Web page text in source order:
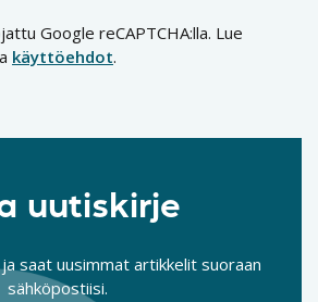
Google reCAPTCHA:lla. Lue
käyttöehdot.
uutiskirje
saat uusimmat artikkelit suoraan
sähköpostiisi.